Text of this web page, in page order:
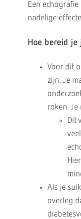
Een
nadelige
Hoe bereid je
Voor dit
zijn. Je
roken. Je
Dit
Als je
overleg